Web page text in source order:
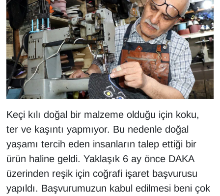
Keçi kılı doğal bir malzeme olduğu için koku,
ter ve kaşıntı yapmıyor. Bu nedenle doğal
yaşamı tercih eden insanların talep ettiği bir
ürün haline geldi. Yaklaşık 6 ay önce DAKA
üzerinden reşik için coğrafi işaret başvurusu
yapıldı. Başvurumuzun kabul edilmesi beni çok